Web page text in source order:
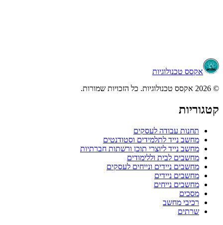
אקסס טכנולוגיות
© 2026 אקסס טכנולוגיות. כל הזכויות שמורות.
קטגוריות
תחנות עבודה לעסקים
מחשב נייד לתלמידים וסטודנטים
מחשב נייד ליוצרי תוכן ורשתות חברתיות
מחשבים לבית וללימודים
מחשבים ניידים ונייחים לעסקים
מחשבים ניידים
מחשבים נייחים
מסכים
רכיבי מחשב
שרתים